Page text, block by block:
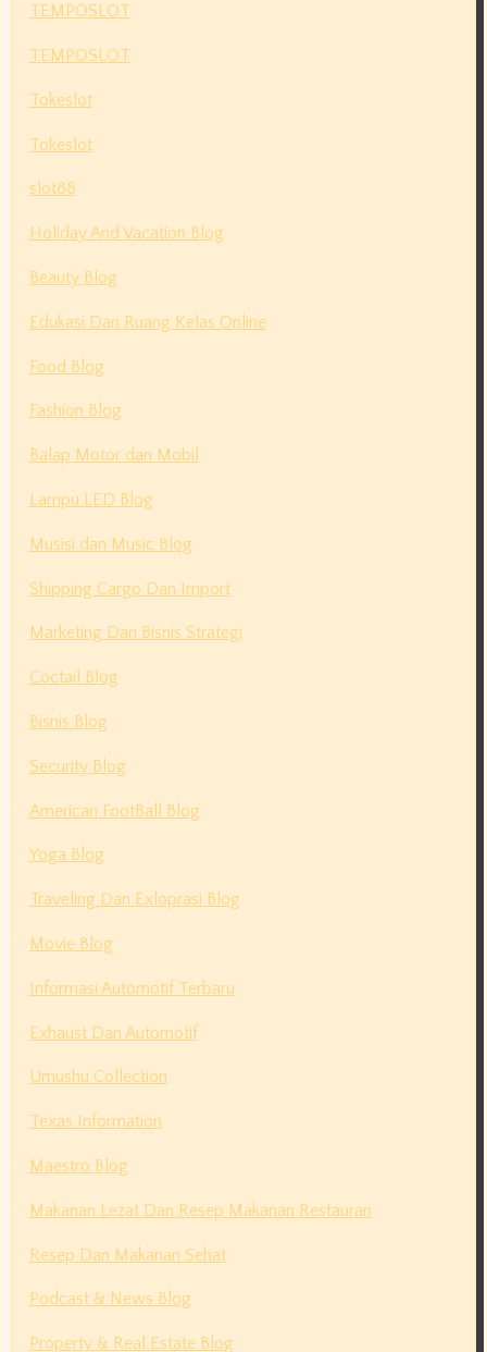
TEMPOSLOT
TEMPOSLOT
Tokeslot
Tokeslot
slot88
Holiday And Vacation Blog
Beauty Blog
Edukasi Dan Ruang Kelas Online
Food Blog
Fashion Blog
Balap Motor dan Mobil
Lampu LED Blog
Musisi dan Music Blog
Shipping Cargo Dan Import
Marketing Dan Bisnis Strategi
Coctail Blog
Bisnis Blog
Security Blog
American FootBall Blog
Yoga Blog
Traveling Dan Exloprasi Blog
Movie Blog
Informasi Automotif Terbaru
Exhaust Dan Automotif
Umushu Collection
Texas Information
Maestro Blog
Makanan Lezat Dan Resep Makanan Restauran
Resep Dan Makanan Sehat
Podcast & News Blog
Property & Real Estate Blog